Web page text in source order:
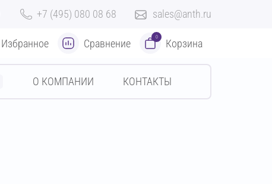
+7 (495) 080 08 68 sales@anth.ru
Избранное Сравнение
0
Корзина
О КОМПАНИИ КОНТАКТЫ